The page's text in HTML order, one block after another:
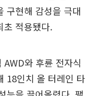
구현해 감성을 극대
초 적용됐다.
와 후륜 전자식
18인치 올 터레인 타